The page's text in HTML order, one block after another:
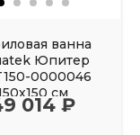
ванна
Юпитер
0000046
см
014 ₽